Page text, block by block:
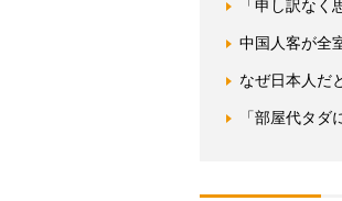
「申し訳な
中国人客が全
なぜ日本人だ
「部屋代タ